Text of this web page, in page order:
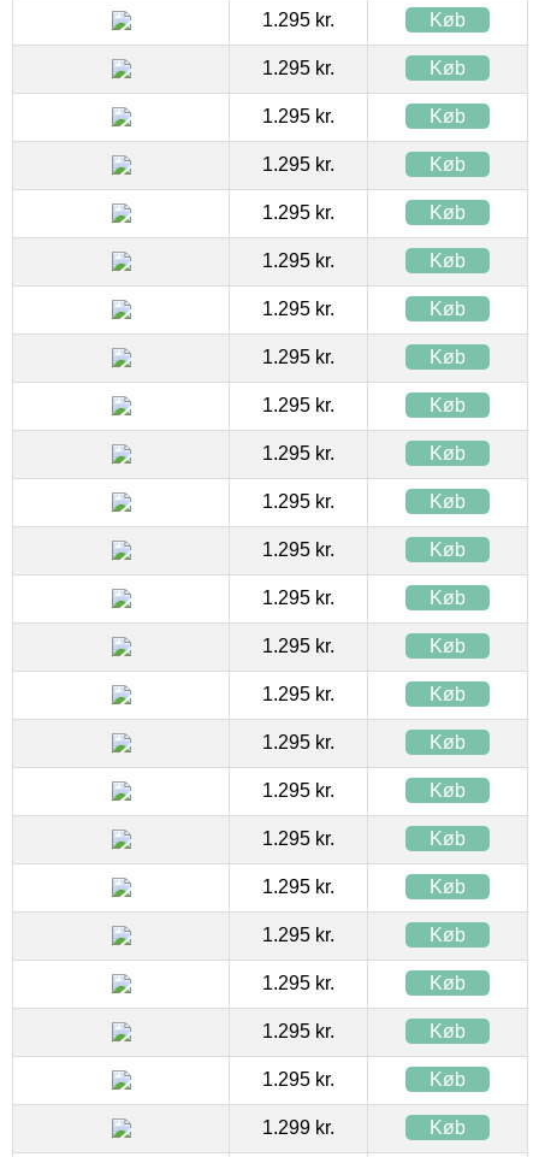
1.295 kr. Køb
1.295 kr. Køb
1.295 kr. Køb
1.295 kr. Køb
1.295 kr. Køb
1.295 kr. Køb
1.295 kr. Køb
1.295 kr. Køb
1.295 kr. Køb
1.295 kr. Køb
1.295 kr. Køb
1.295 kr. Køb
1.295 kr. Køb
1.295 kr. Køb
1.295 kr. Køb
1.295 kr. Køb
1.295 kr. Køb
1.295 kr. Køb
1.295 kr. Køb
1.295 kr. Køb
1.295 kr. Køb
1.295 kr. Køb
1.295 kr. Køb
1.299 kr. Køb